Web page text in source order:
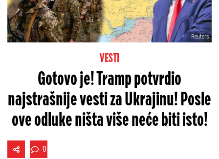
Reuters
VESTI
Gotovo je! Tramp potvrdio
najstrašnije vesti za Ukrajinu! Posle
ove odluke ništa više neće biti isto!
0